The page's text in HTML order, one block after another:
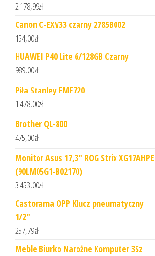
2 178,99zł
Canon C-EXV33 czarny 2785B002
154,00zł
HUAWEI P40 Lite 6/128GB Czarny
989,00zł
Piła Stanley FME720
1 478,00zł
Brother QL-800
475,00zł
Monitor Asus 17,3" ROG Strix XG17AHPE
(90LM05G1-B02170)
3 453,00zł
Castorama OPP Klucz pneumatyczny
1/2"
257,79zł
Meble Biurko Narożne Komputer 3Sz